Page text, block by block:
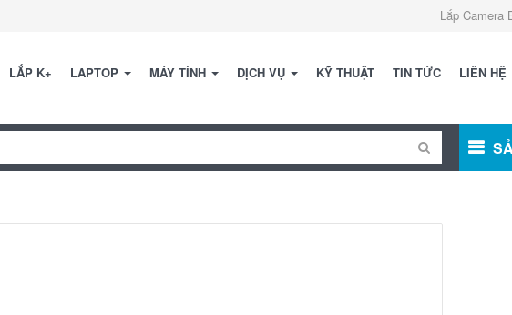
Lắp Camera
LẮP K+ LAPTOP MÁY TÍNH DỊCH VỤ KỸ THUẬT TIN TỨC LIÊN HỆ